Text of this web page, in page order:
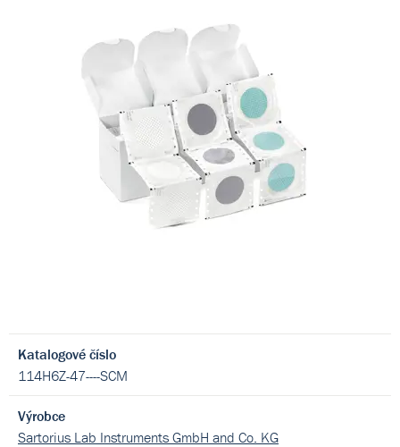
Katalogové číslo
114H6Z-47----SCM
Výrobce
Sartorius Lab Instruments GmbH and Co. KG